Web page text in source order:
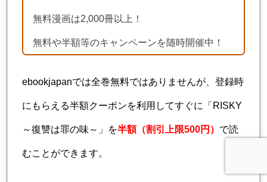
無料漫画は2,000冊以上！
無料や半額等のキャンペーンを随時開催中！
ebookjapanでは全巻無料ではありませんが、登録時
にもらえる半額クーポンを利用してすぐに「RISKY
～復讐は罪の味～」を半額（割引上限500円） で読
むことができます。